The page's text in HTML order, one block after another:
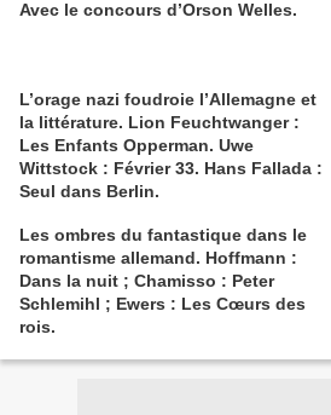
Avec le concours d’Orson Welles.
L’orage nazi foudroie l’Allemagne et
la littérature. Lion Feuchtwanger :
Les Enfants Opperman. Uwe
Wittstock : Février 33. Hans Fallada :
Seul dans Berlin.
Les ombres du fantastique dans le
romantisme allemand. Hoffmann :
Dans la nuit ; Chamisso : Peter
Schlemihl ; Ewers : Les Cœurs des
rois.